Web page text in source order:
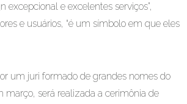
e excelentes serviços”,
e usuários, “é um símbolo em que eles
um juri formado de grandes nomes do
março, será realizada a cerimônia de